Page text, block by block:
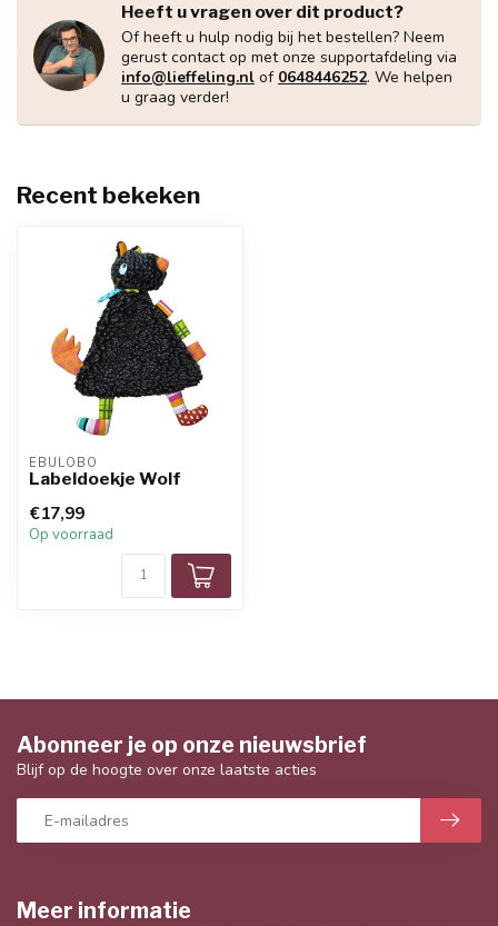
Heeft u vragen over dit product?
Of heeft u hulp nodig bij het bestellen? Neem
gerust contact op met onze supportafdeling via
info@lieffeling.nl of 0648446252. We helpen
u graag verder!
Recent bekeken
EBULOBO
Labeldoekje Wolf
€17,99
Op voorraad
Meer informatie
Abonneer je op onze nieuwsbrief
Blijf op de hoogte over onze laatste acties